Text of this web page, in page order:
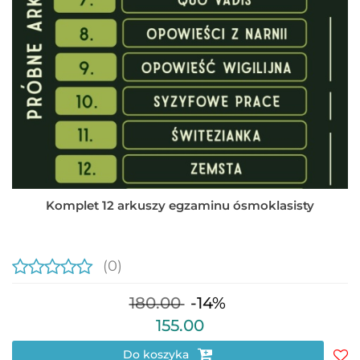
Komplet 12 arkuszy egzaminu ósmoklasisty
(0)
180.00 -14%
155.00
Do koszyka